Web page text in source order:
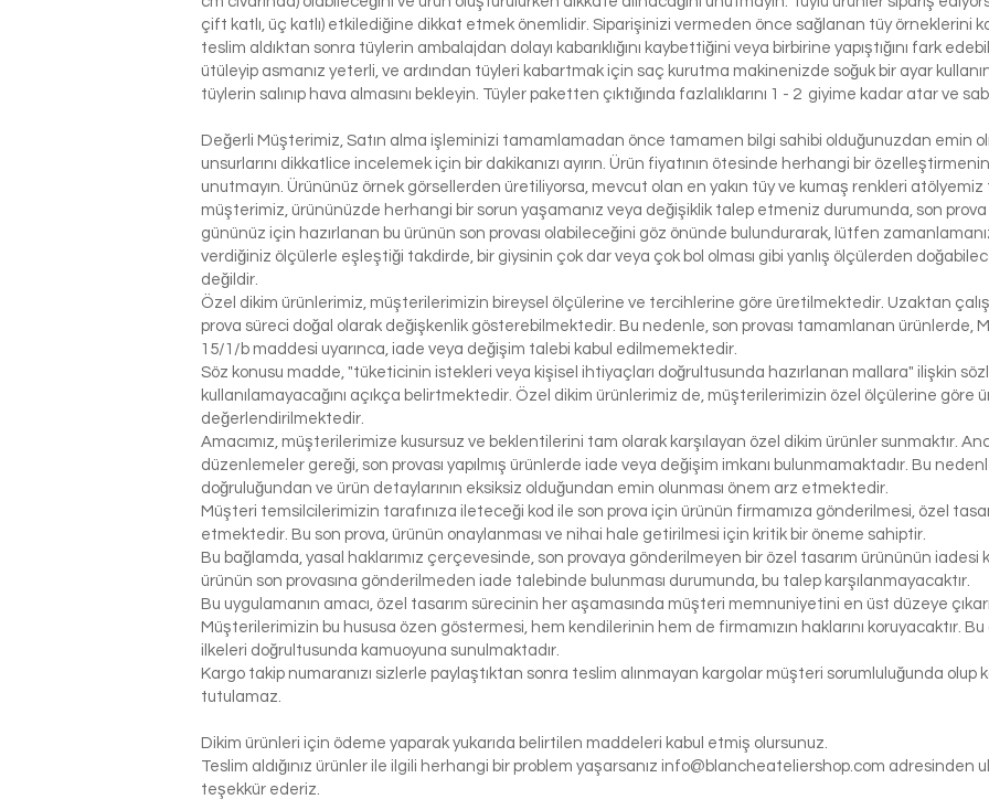
çift katlı, üç katlı) etkilediğine dikkat etmek önemlidir. Siparişinizi vermeden önce sağlanan tüy örneklerini
teslim aldıktan sonra tüylerin ambalajdan dolayı kabarıklığını kaybettiğini veya birbirine yapıştığını fark
ütüleyip asmanız yeterli, ve ardından tüyleri kabartmak için saç kurutma makinenizde soğuk bir ayar
tüylerin salınıp hava almasını bekleyin. Tüyler paketten çıktığında fazlalıklarını 1 - 2 giyime kadar atar ve
Değerli Müşterimiz, Satın alma işleminizi tamamlamadan önce tamamen bilgi sahibi olduğunuzdan emin
unsurlarını dikkatlice incelemek için bir dakikanızı ayırın. Ürün fiyatının ötesinde herhangi bir
unutmayın. Ürününüz örnek görsellerden üretiliyorsa, mevcut olan en yakın tüy ve kumaş renkleri
müşterimiz, ürününüzde herhangi bir sorun yaşamanız veya değişiklik talep etmeniz durumunda, son
gününüz için hazırlanan bu ürünün son provası olabileceğini göz önünde bulundurarak, lütfen
verdiğiniz ölçülerle eşleştiği takdirde, bir giysinin çok dar veya çok bol olması gibi yanlış ölçülerden
değildir.
Özel dikim ürünlerimiz, müşterilerimizin bireysel ölçülerine ve tercihlerine göre üretilmektedir. Uzaktan
prova süreci doğal olarak değişkenlik gösterebilmektedir. Bu nedenle, son provası tamamlanan ürünlerde,
15/1/b maddesi uyarınca, iade veya değişim talebi kabul edilmemektedir.
Söz konusu madde, "tüketicinin istekleri veya kişisel ihtiyaçları doğrultusunda hazırlanan mallara" ilişkin
kullanılamayacağını açıkça belirtmektedir. Özel dikim ürünlerimiz de, müşterilerimizin özel ölçülerine göre
değerlendirilmektedir.
Amacımız, müşterilerimize kusursuz ve beklentilerini tam olarak karşılayan özel dikim ürünler sunmaktır.
düzenlemeler gereği, son provası yapılmış ürünlerde iade veya değişim imkanı bulunmamaktadır. Bu
doğruluğundan ve ürün detaylarının eksiksiz olduğundan emin olunması önem arz etmektedir.
Müşteri temsilcilerimizin tarafınıza ileteceği kod ile son prova için ürünün firmamıza gönderilmesi, özel
etmektedir. Bu son prova, ürünün onaylanması ve nihai hale getirilmesi için kritik bir öneme sahiptir.
Bu bağlamda, yasal haklarımız çerçevesinde, son provaya gönderilmeyen bir özel tasarım ürününün
ürünün son provasına gönderilmeden iade talebinde bulunması durumunda, bu talep karşılanmayacaktır.
Bu uygulamanın amacı, özel tasarım sürecinin her aşamasında müşteri memnuniyetini en üst düzeye
Müşterilerimizin bu hususa özen göstermesi, hem kendilerinin hem de firmamızın haklarını koruyacaktır.
ilkeleri doğrultusunda kamuoyuna sunulmaktadır.
Kargo takip numaranızı sizlerle paylaştıktan sonra teslim alınmayan kargolar müşteri sorumluluğunda olup
tutulamaz.
Dikim ürünleri için ödeme yaparak yukarıda belirtilen maddeleri kabul etmiş olursunuz.
Teslim aldığınız ürünler ile ilgili herhangi bir problem yaşarsanız info@blancheateliershop.com adresinden
teşekkür ederiz.